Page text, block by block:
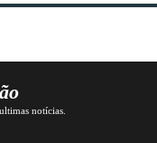
notícias.